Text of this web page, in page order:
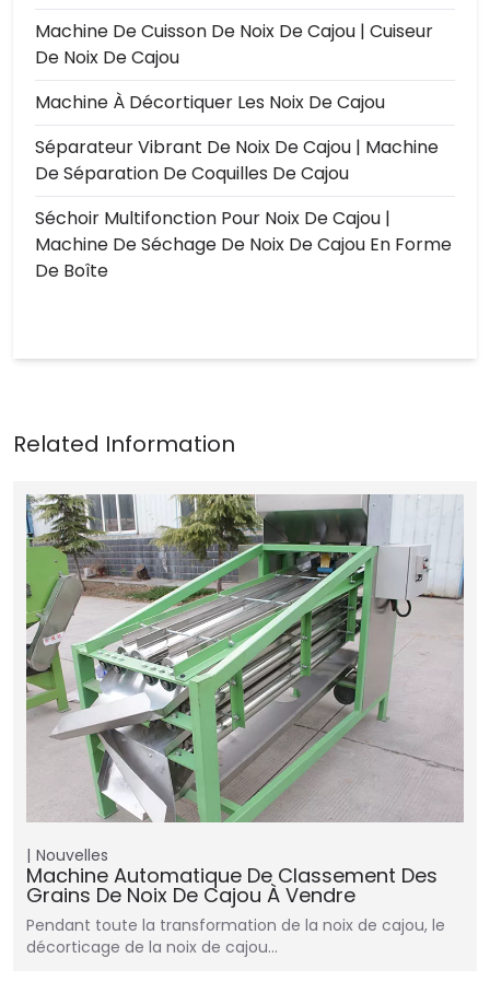
Machine De Cuisson De Noix De Cajou | Cuiseur
De Noix De Cajou
Machine À Décortiquer Les Noix De Cajou
Séparateur Vibrant De Noix De Cajou | Machine
De Séparation De Coquilles De Cajou
Séchoir Multifonction Pour Noix De Cajou |
Machine De Séchage De Noix De Cajou En Forme
De Boîte
Nouvelles
Machine Automatique De Classement Des
Grains De Noix De Cajou À Vendre
Pendant toute la transformation de la noix de cajou, le
décorticage de la noix de cajou…